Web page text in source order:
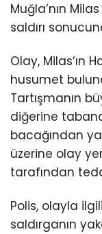
Muğla’nın
saldırı
Olay, Milas’ın
husumet
Tartışmanın
diğerine
bacağından
üzerine olay
tarafından
Polis, olayla
saldırganın